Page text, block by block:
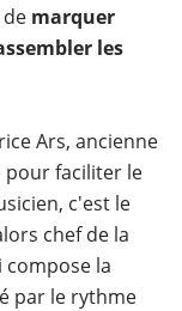
marquer
les
Ars, ancienne
pour faciliter le
c'est le
chef de la
compose la
par le rythme